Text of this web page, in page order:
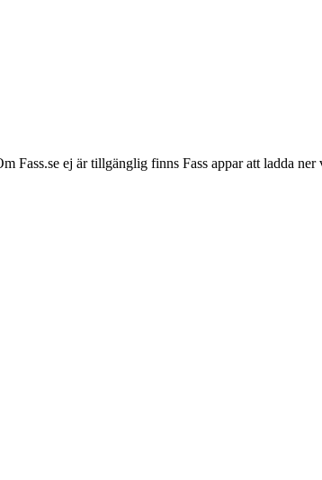
Fass.se ej är tillgänglig finns Fass appar att ladda